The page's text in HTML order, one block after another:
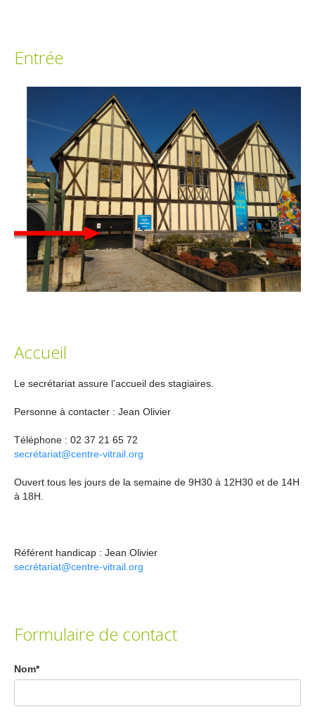
Entrée
Accueil
Le secrétariat assure l’accueil des stagiaires.
Personne à contacter : Jean Olivier
Téléphone : 02 37 21 65 72
secrétariat@centre-vitrail.org
Ouvert tous les jours de la semaine de 9H30 à 12H30 et de 14H
à 18H.
Référent handicap : Jean Olivier
secrétariat@centre-vitrail.org
Formulaire de contact
Nom*